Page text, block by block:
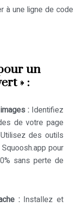
à une ligne de code
un
» :
:Identifiez
de votre page
des outils
pour
sans perte de
:Installez et